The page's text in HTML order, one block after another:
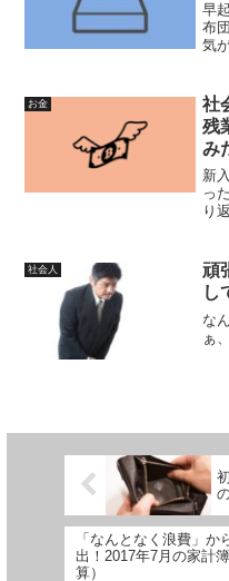
早
布
気
な
す
お金
社
残
み
新
っ
り
社会人
頑
し
な
ぁ
「なんとなく浪費」か
出！2017年7月の家計
算）